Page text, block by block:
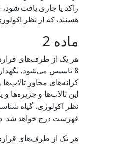
راکد یا جاری یافت
هستند، که از نظر
ماده 2
هر یک از طرف‌های
8 تاسیس می‌شود،
کرانه‌های مجاور
این تالاب‌ها و جزیره‌ها
نظر اکولوژی، گیاه
فهرست درج خواهد شد.